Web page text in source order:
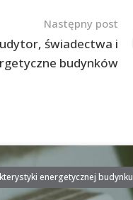
Następny post
świadectwa i
budynków
energetycznej budynku